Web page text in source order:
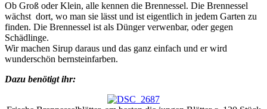
Ob Groß oder Klein, alle kennen die Brennessel. Die Brennessel
wächst dort, wo man sie lässt und ist eigentlich in jedem Garten zu
finden. Die Brennessel ist als Dünger verwenbar, oder gegen
Schädlinge.
Wir machen Sirup daraus und das ganz einfach und er wird
wunderschön bernsteinfarben.
Dazu benötigt ihr: